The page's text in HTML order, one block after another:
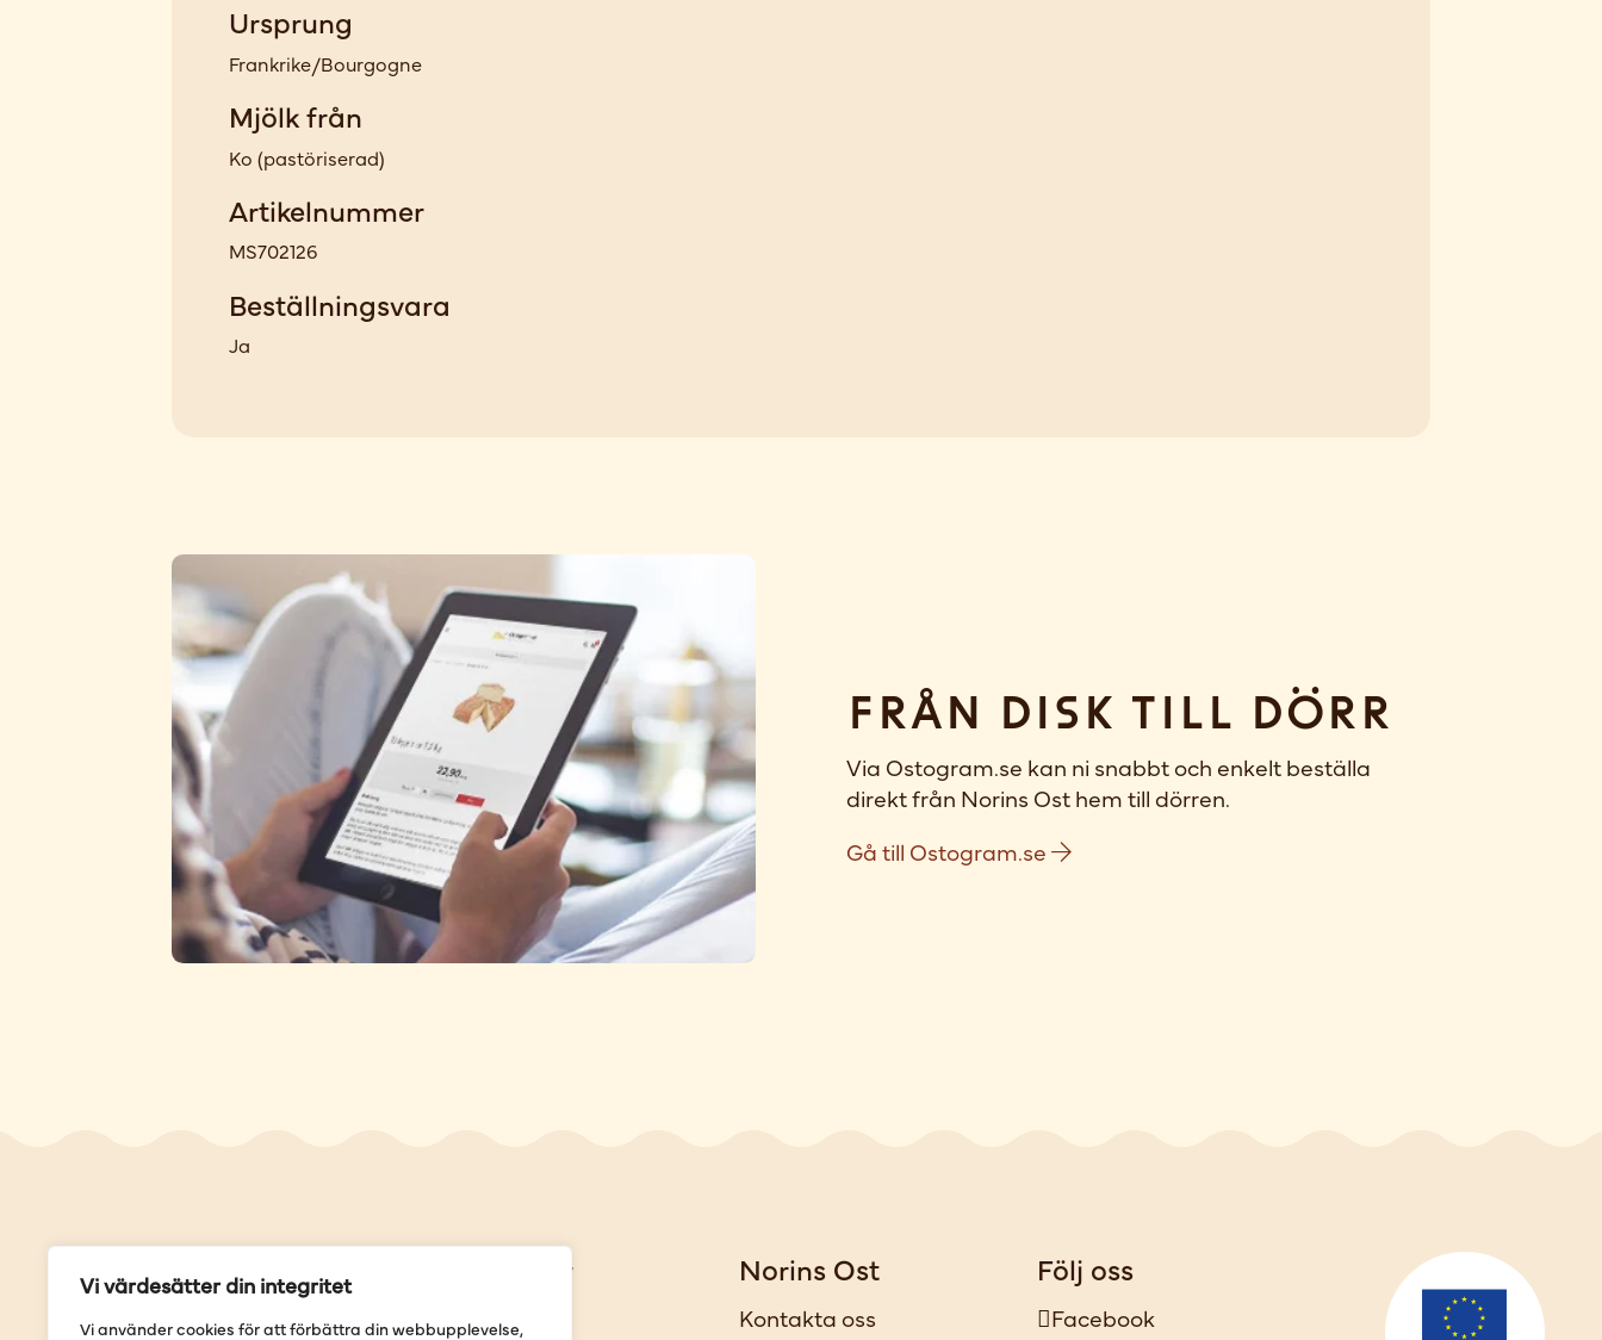
Vi värdesätter din integritet
Vi använder cookies för att förbättra din webbupplevelse,
Ursprung
Frankrike/Bourgogne
Mjölk från
Ko (pastöriserad)
Artikelnummer
MS702126
Beställningsvara
Ja
Från disk till dörr
Via Ostogram.se kan ni snabbt och enkelt beställa
direkt från Norins Ost hem till dörren.
Gå till Ostogram.se
Genvägar
Våra butiker
Norins Ost
Kontakta oss
Följ oss
Facebook